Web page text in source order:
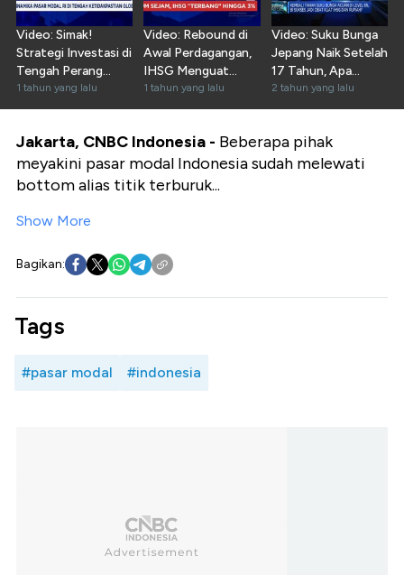
Video: Simak!
Strategi Investasi di
Tengah Perang
Dagang AS & China
1 tahun yang lalu
Video: Rebound di
Awal Perdagangan,
IHSG Menguat
Lebih Dari 3%
1 tahun yang lalu
Video: Suku Bunga
Jepang Naik Setelah
17 Tahun, Apa
Dampaknya ke RI?
2 tahun yang lalu
Jakarta, CNBC Indonesia - Beberapa pihak
meyakini pasar modal Indonesia sudah melewati
bottom alias titik terburuk...
Show More
Bagikan:
Tags
#pasar modal #indonesia